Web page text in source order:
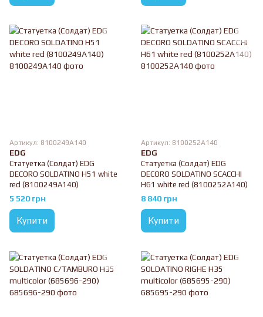
Артикул: 8100249A140
EDG
Статуетка (Солдат) EDG
DECORO SOLDATINO H51 white
red (8100249A140)
5 520 грн
Купити
Артикул: 8100252A140
EDG
Статуетка (Солдат) EDG
DECORO SOLDATINO SCACCHI
H61 white red (8100252A140)
8 840 грн
Купити